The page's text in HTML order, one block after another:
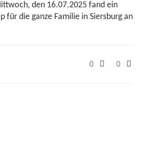
den 16.07.2025 fand ein
für die ganze Familie in Siersburg an
0 0